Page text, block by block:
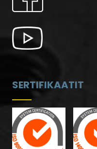
SERTIFIKAATIT